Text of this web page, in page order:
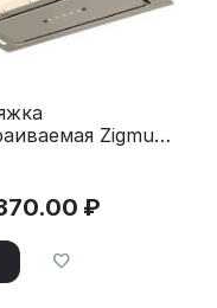
Zigmund
₽